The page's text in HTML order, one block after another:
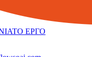
ΤΟ ΕΡΓΟ